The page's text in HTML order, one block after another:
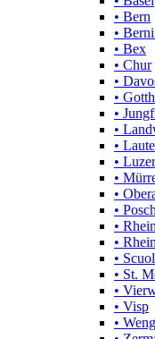
• Bern
•
• Bex
• Chur
•
•
•
•
•
•
•
•
•
•
•
• Scuol
• St.
•
• Visp
•